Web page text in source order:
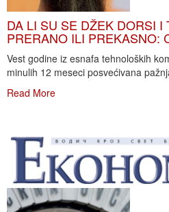
DA LI SU SE DŽEK DORSI I
PRERANO ILI PREKASNO:
Vest godine iz esnafa tehnoloških
minulih 12 meseci posvećivana
Read More